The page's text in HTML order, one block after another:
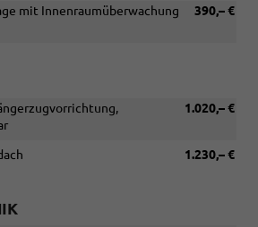
Reserverad
390,– €
mit Innenraumüberwachung
1.020,– €
1.230,– €